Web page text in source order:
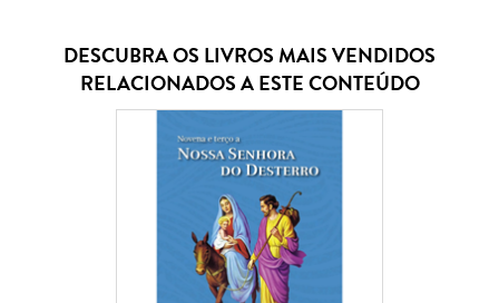
DESCUBRA OS LIVROS MAIS VENDIDOS
RELACIONADOS A ESTE CONTEÚDO